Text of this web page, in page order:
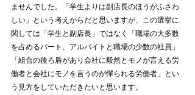
ませんでした。「学生よりは副店長のほうがふさわ
しい」という考えからだと思いますが、この選挙に
関しては「学生と副店長」ではなく「職場の大多数
を占めるパート、アルバイトと職場の少数の社員」
「組合の後ろ盾があり会社に毅然とモノが言える労
働者と会社にモノを言うのが憚られる労働者」とい
う見方をしていただきたいと思います。